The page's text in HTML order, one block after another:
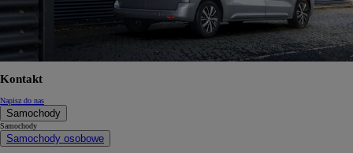
Kontakt
Napisz do nas
Samochody
Samochody
Samochody osobowe